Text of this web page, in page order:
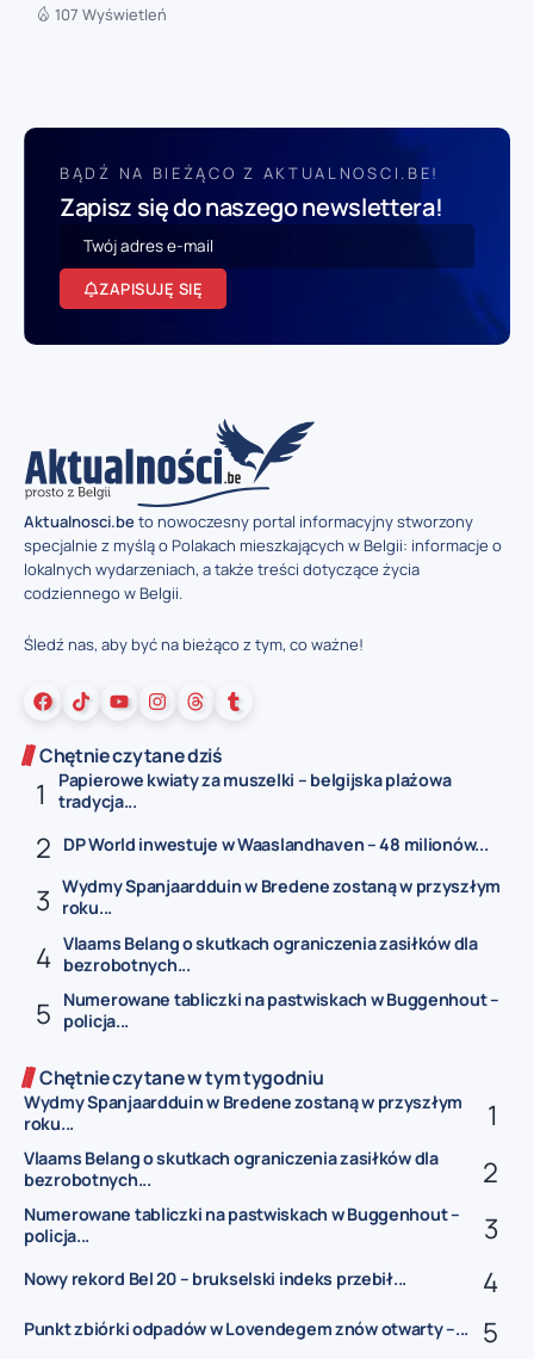
107 Wyświetleń
BĄDŹ NA BIEŻĄCO Z AKTUALNOSCI.BE!
Zapisz się do naszego newslettera!
ZAPISUJĘ SIĘ
Aktualnosci.beto nowoczesny portal informacyjny stworzony
specjalnie z myślą o Polakach mieszkających w Belgii: informacje o
lokalnych wydarzeniach, a także treści dotyczące życia
codziennego w Belgii.
Śledź nas, aby być na bieżąco z tym, co ważne!
Chętnie czytane dziś
Papierowe kwiaty za muszelki – belgijska plażowa
tradycja...
DP World inwestuje w Waaslandhaven – 48 milionów...
Wydmy Spanjaardduin w Bredene zostaną w przyszłym
roku...
Vlaams Belang o skutkach ograniczenia zasiłków dla
bezrobotnych...
Numerowane tabliczki na pastwiskach w Buggenhout –
policja...
Chętnie czytane w tym tygodniu
Wydmy Spanjaardduin w Bredene zostaną w przyszłym
roku...
Vlaams Belang o skutkach ograniczenia zasiłków dla
bezrobotnych...
Numerowane tabliczki na pastwiskach w Buggenhout –
policja...
Nowy rekord Bel 20 – brukselski indeks przebił...
Punkt zbiórki odpadów w Lovendegem znów otwarty –...